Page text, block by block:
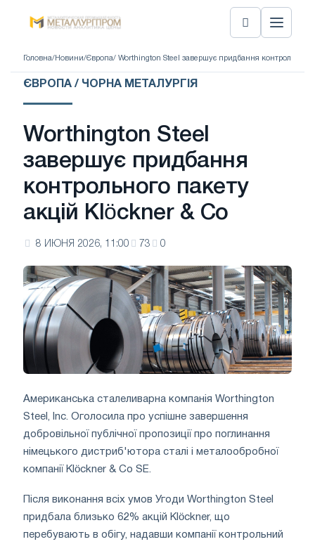
Головна/ Новини/Європа/ Worthington Steel завершує придбання контрольного
ЄВРОПА / ЧОРНА МЕТАЛУРГІЯ
Worthington Steel
завершує придбання
контрольного пакету
акцій Klöckner & Co
8 ИЮНЯ 2026, 11:00 73 0
Американська сталеливарна компанія Worthington
Steel, Inc. Оголосила про успішне завершення
добровільної публічної пропозиції про поглинання
німецького дистриб'ютора сталі і металообробної
компанії Klöckner & Co SE.
Після виконання всіх умов Угоди Worthington Steel
придбала близько 62% акцій Klöckner, що
перебувають в обігу, надавши компанії контрольний